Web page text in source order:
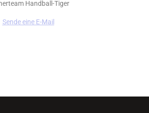
Handball-Tiger
Sende eine E-Mail